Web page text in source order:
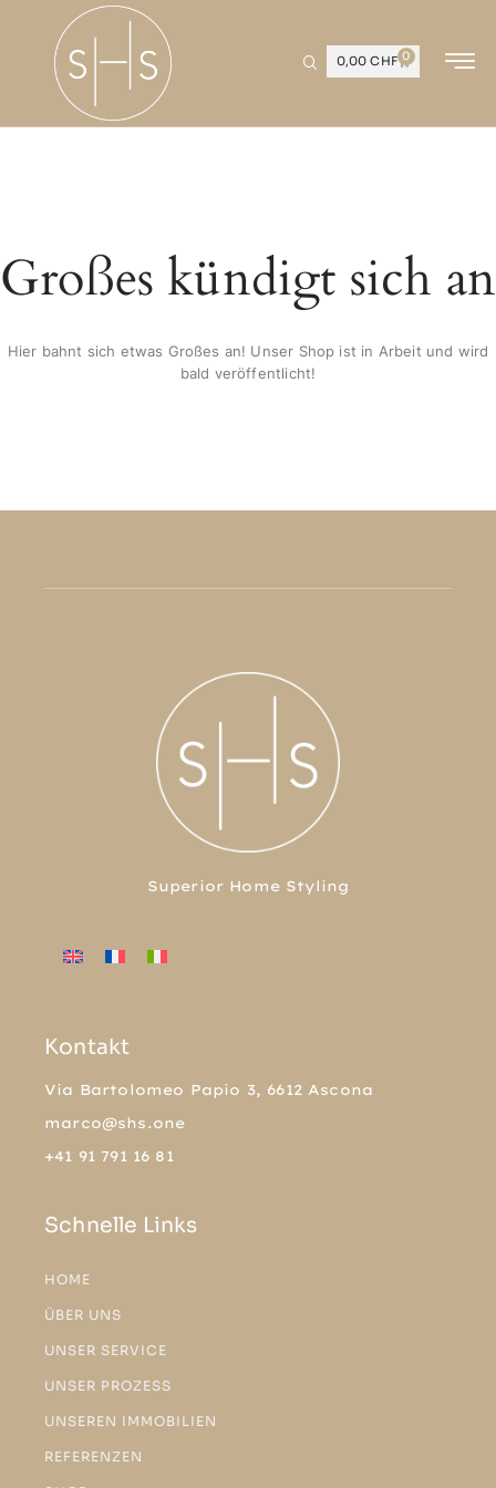
0,00CHF 0
Großes kündigt sich an
Hier bahnt sich etwas Großes an! Unser Shop ist in Arbeit und wird
bald veröffentlicht!
Superior Home Styling
Kontakt
Via Bartolomeo Papio 3, 6612 Ascona
marco@shs.one
+41 91 791 16 81
Schnelle Links
HOME
ÜBER UNS
UNSER SERVICE
UNSER PROZESS
UNSEREN IMMOBILIEN
REFERENZEN